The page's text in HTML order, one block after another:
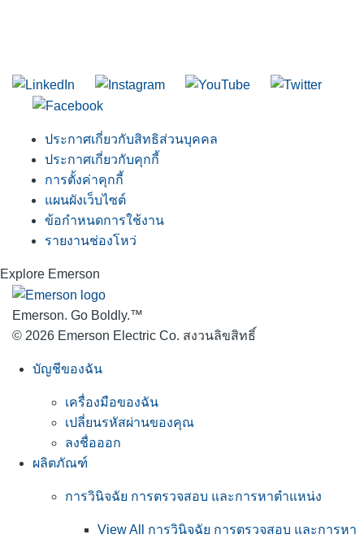
ประกาศเกี่ยวกับสิทธิส่วนบุคคล
ประกาศเกี่ยวกับคุกกี้
การตั้งค่าคุกกี้
แผนผังเว็บไซต์
ข้อกำหนดการใช้งาน
รายงานช่องโหว่
Explore Emerson
Emerson. Go Boldly.™
© 2026 Emerson Electric Co. สงวนลิขสิทธิ์
บัญชีของฉัน
เครื่องมือของฉัน
เปลี่ยนรหัสผ่านของคุณ
ลงชื่อออก
ผลิตภัณฑ์
การวินิจฉัย การตรวจสอบ และการหาตำแหน่ง
View All การวินิจฉัย การตรวจสอบ และการหา